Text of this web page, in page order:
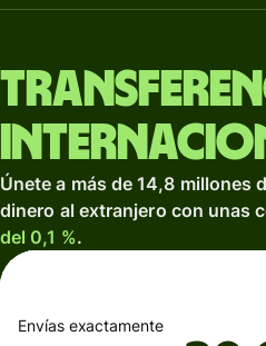
Únete a más de 14,8 millones
dinero al extranjero con unas
del 0,1 %.
Envías exactamente